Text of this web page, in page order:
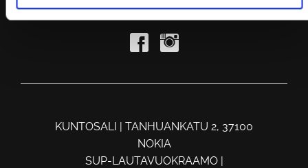
KUNTOSALI | TANHUANKATU 2, 37100
NOKIA
SUP-LAUTAVUOKRAAMO |